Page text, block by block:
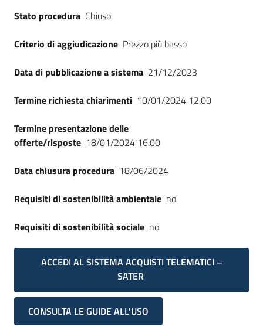
Stato procedura Chiuso
Criterio di aggiudicazione Prezzo più basso
Data di pubblicazione a sistema 21/12/2023
Termine richiesta chiarimenti 10/01/2024 12:00
Termine presentazione delle
offerte/risposte 18/01/2024 16:00
Data chiusura procedura 18/06/2024
Requisiti di sostenibilità ambientale no
Requisiti di sostenibilità sociale no
ACCEDI AL SISTEMA ACQUISTI TELEMATICI –
SATER
CONSULTA LE GUIDE ALL'USO